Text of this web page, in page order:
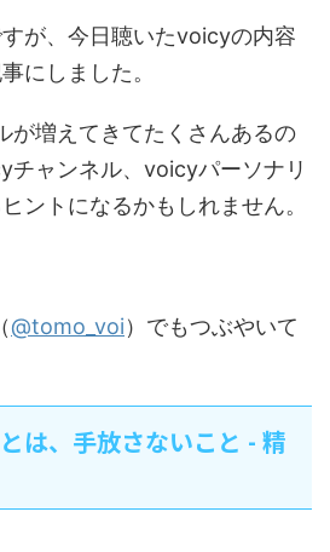
が、今日聴いたvoicyの内容
にしました。
が増えてきてたくさんあるの
チャンネル、voicyパーソナリ
ントになるかもしれません。
@tomo_voi）でもつぶやいて
は、手放さないこと - 精